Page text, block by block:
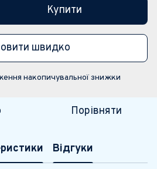
Купити
швидко
накопичувальної знижки
Порівняти
Відгуки